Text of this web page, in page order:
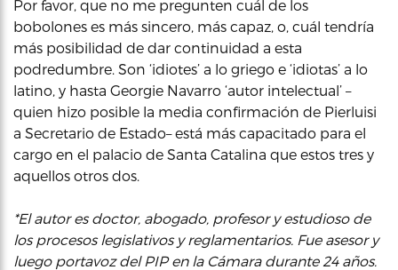
Por favor, que no me pregunten cuál de los
bobolones es más sincero, más capaz, o, cuál tendría
más posibilidad de dar continuidad a esta
podredumbre. Son ‘idiotes’ a lo griego e ‘idiotas’ a lo
latino, y hasta Georgie Navarro ‘autor intelectual’ –
quien hizo posible la media confirmación de Pierluisi
a Secretario de Estado– está más capacitado para el
cargo en el palacio de Santa Catalina que estos tres y
aquellos otros dos.
*El autor es doctor, abogado, profesor y estudioso de
los procesos legislativos y reglamentarios. Fue asesor y
luego portavoz del PIP en la Cámara durante 24 años.